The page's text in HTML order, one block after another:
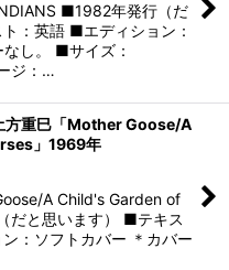
■1982年発行（だ
：英語 ■エディション：
し。 ■サイズ：
ジ：…
方重巳「Mother Goose/A
」1969年
A Child's Garden of
だと思います） ■テキス
：ソフトカバー ＊カバー